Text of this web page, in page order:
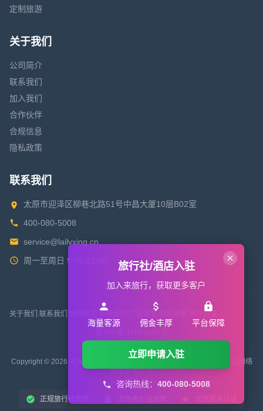
定制旅游
关于我们
公司简介
联系我们
加入我们
合作伙伴
合规信息
隐私政策
联系我们
太原市迎泽区柳巷北路51号中昌大厦10层B02室
400-080-5008
service@lailvxing.cn
周一至周日 9:00-21:00
关于我们 联系我们 用户协议
Copyright © 2026 来旅行旅游网 All Rights Reserved. 版权所有 山西来这网络
科技有限公司
正规旅行社资质
旅行社/酒店入驻
加入来旅行，获取更多客户
海量客源 佣金丰厚 平台保障
立即申请入驻
咨询热线： 400-080-5008